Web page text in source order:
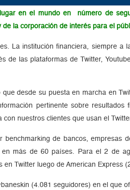
en el mundo en número de
la corporación de interés para el
La institución financiera, siempre a
las plataformas de Twitter,
desde su puesta en marcha en
pertinente sobre resultados
nuestros clientes que usan el
de bancos, empresas
más de 60 países. Para el 2 de
Twitter luego de American Express
(4.081 seguidores) en el que